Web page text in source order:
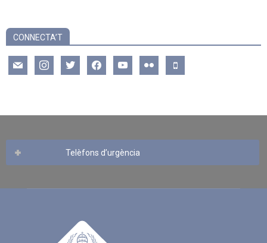
CONNECTA’T
mail instagramtwitter facebookyoutube flickr mobile
Telèfons d’urgència